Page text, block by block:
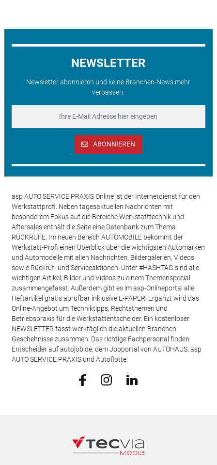
NEWSLETTER
Newsletter abonnieren und keine Branchen-News mehr
verpassen.
ABONNIEREN
asp AUTO SERVICE PRAXIS Online ist der Internetdienst für den
Werkstattprofi. Neben tagesaktuellen Nachrichten mit
besonderem Fokus auf die Bereiche Werkstatttechnik und
Aftersales enthält die Seite eine Datenbank zum Thema
RÜCKRUFE. Im neuen Bereich AUTOMOBILE bekommt der
Werkstatt-Profi einen Überblick über die wichtigsten Automarken
und Automodelle mit allen Nachrichten, Bildergalerien, Videos
sowie Rückruf- und Serviceaktionen. Unter #HASHTAG sind alle
wichtigen Artikel, Bilder und Videos zu einem Themenspecial
zusammengefasst. Außerdem gibt es im asp-Onlineportal alle
Heftartikel gratis abrufbar inklusive E-PAPER. Ergänzt wird das
Online-Angebot um Techniktipps, Rechtsthemen und
Betriebspraxis für die Werkstattentscheider. Ein kostenloser
NEWSLETTER fasst werktäglich die aktuellen Branchen-
Geschehnisse zusammen. Das richtige Fachpersonal finden
Entscheider auf autojob.de, dem Jobportal von AUTOHAUS, asp
AUTO SERVICE PRAXIS und Autoflotte.